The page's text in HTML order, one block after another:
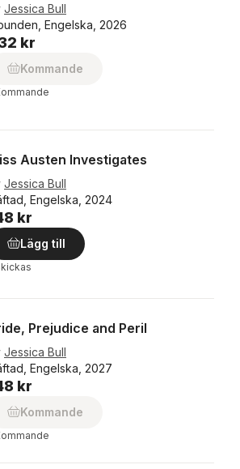
Jessica Bull
Engelska, 2026
kr
Kommande
Austen Investigates
Jessica Bull
Engelska, 2024
kr
Lägg till
Prejudice and Peril
Jessica Bull
Engelska, 2027
kr
Kommande